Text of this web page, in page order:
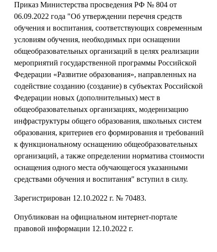
Приказ Министерства просведения РФ № 804 от
06.09.2022 года "Об утверждении перечня средств
обучения и воспитания, соответствующих современным
условиям обучения, необходимых при оснащении
общеобразовательных организаций в целях реализации
мероприятий государственной программы Российской
Федерации «Развитие образования», направленных на
содействие созданию (создание) в субъектах Российской
Федерации новых (дополнительных) мест в
общеобразовательных организациях, модернизацию
инфраструктуры общего образования, школьных систем
образования, критериев его формирования и требований
к функциональному оснащению общеобразовательных
организаций, а также определении норматива стоимости
оснащения одного места обучающегося указанными
средствами обучения и воспитания" вступил в силу.
Зарегистрирован 12.10.2022 г. № 70483.
Опубликован на официальном интернет-портале
правовой информации 12.10.2022 г.